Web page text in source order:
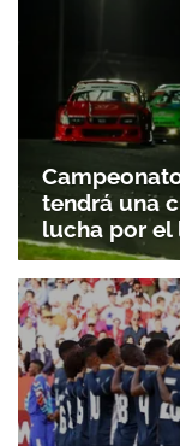
tendrá una
lucha por el